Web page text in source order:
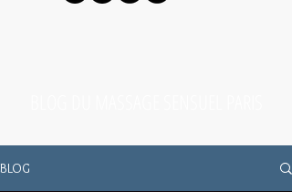
BLOG